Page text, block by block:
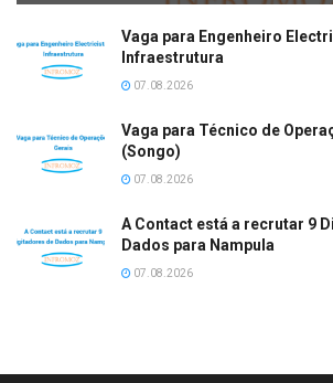
Vaga para Engenheiro
Infraestrutura
07.08.2026
Vaga para Técnico de
(Songo)
07.08.2026
A Contact está a recrutar 9
Dados para Nampula
07.08.2026